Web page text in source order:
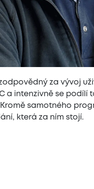
za vývoj
a intenzivně se podílí
samotného
která za ním stojí.